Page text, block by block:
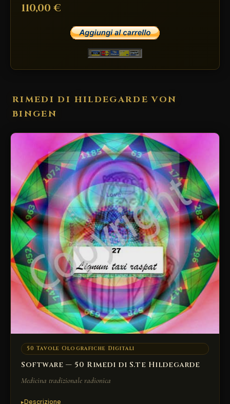
110,00 €
RIMEDI DI HILDEGARDE VON
BINGEN
50 Tavole Olografiche Digitali
Software — 50 Rimedi di S.te Hildegarde
Medicina tradizionale radionica
Descrizione